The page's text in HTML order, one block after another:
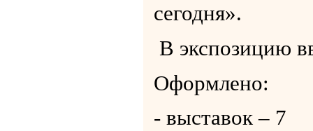
сегодня».
В экспозицию
Оформлено:
- выставок – 7